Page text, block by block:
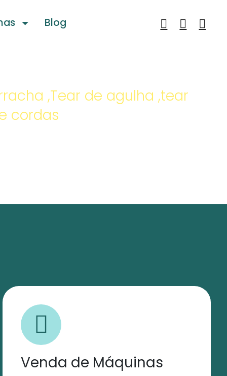
Blog
,Tear de agulha ,tear
cordas
Venda de Máquinas